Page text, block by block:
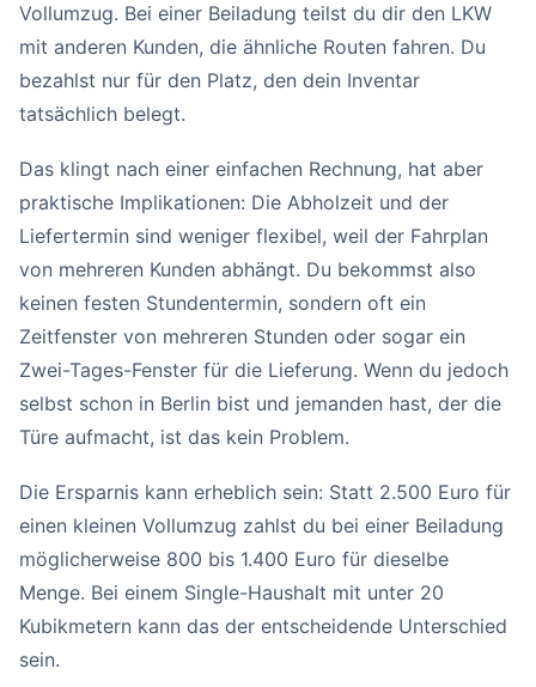
Vollumzug. Bei einer Beiladung teilst du dir den LKW
mit anderen Kunden, die ähnliche Routen fahren. Du
bezahlst nur für den Platz, den dein Inventar
tatsächlich belegt.
Das klingt nach einer einfachen Rechnung, hat aber
praktische Implikationen: Die Abholzeit und der
Liefertermin sind weniger flexibel, weil der Fahrplan
von mehreren Kunden abhängt. Du bekommst also
keinen festen Stundentermin, sondern oft ein
Zeitfenster von mehreren Stunden oder sogar ein
Zwei-Tages-Fenster für die Lieferung. Wenn du jedoch
selbst schon in Berlin bist und jemanden hast, der die
Türe aufmacht, ist das kein Problem.
Die Ersparnis kann erheblich sein: Statt 2.500 Euro für
einen kleinen Vollumzug zahlst du bei einer Beiladung
möglicherweise 800 bis 1.400 Euro für dieselbe
Menge. Bei einem Single-Haushalt mit unter 20
Kubikmetern kann das der entscheidende Unterschied
sein.